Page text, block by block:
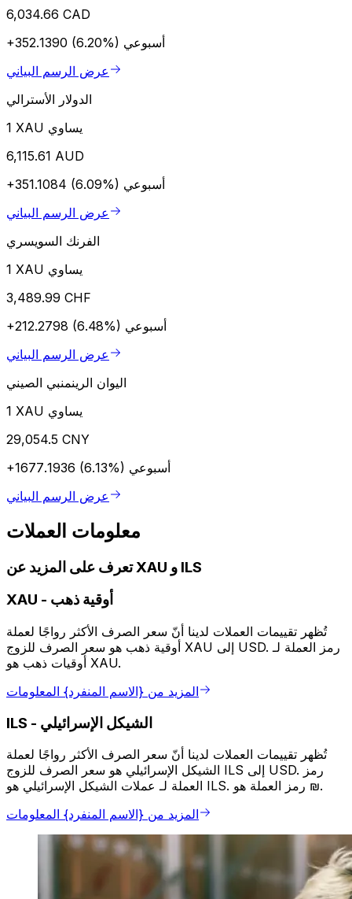
6,034.66 CAD
+352.1390 (6.20%) أسبوعي
عرض الرسم البياني
الدولار الأسترالي
1 XAU يساوي
6,115.61 AUD
+351.1084 (6.09%) أسبوعي
عرض الرسم البياني
الفرنك السويسري
1 XAU يساوي
3,489.99 CHF
+212.2798 (6.48%) أسبوعي
عرض الرسم البياني
اليوان الرينمنبي الصيني
1 XAU يساوي
29,054.5 CNY
+1677.1936 (6.13%) أسبوعي
عرض الرسم البياني
معلومات العملات
تعرف على المزيد عن XAU و ILS
XAU - أوقية ذهب
تُظهر تقييمات العملات لدينا أنّ سعر الصرف الأكثر رواجًا لعملة
أوقية ذهب هو سعر الصرف للزوج XAU إلى USD. رمز العملة لـ
أوقيات ذهب هو XAU.
المزيد من {الاسم المنفرد} المعلومات
ILS - الشيكل الإسرائيلي
تُظهر تقييمات العملات لدينا أنّ سعر الصرف الأكثر رواجًا لعملة
الشيكل الإسرائيلي هو سعر الصرف للزوج ILS إلى USD. رمز
العملة لـ عملات الشيكل الإسرائيلي هو ILS. رمز العملة هو ₪.
المزيد من {الاسم المنفرد} المعلومات